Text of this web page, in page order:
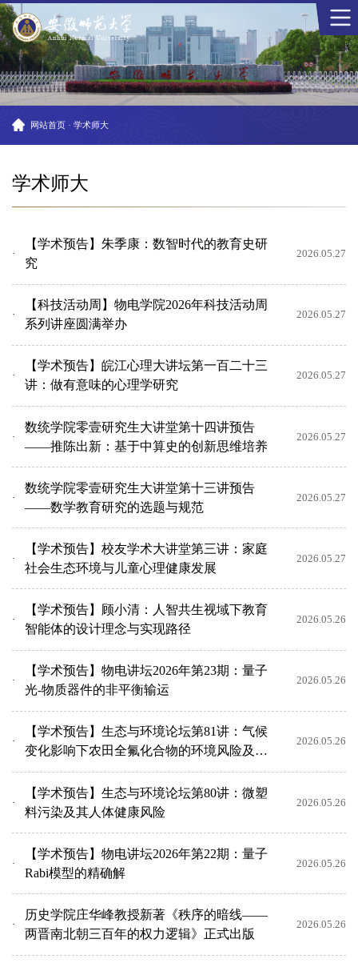
网站首页 · 学术师大
学术师大
【学术预告】朱季康：数智时代的教育史研
究
2026.05.27
【科技活动周】物电学院2026年科技活动周
系列讲座圆满举办
2026.05.27
【学术预告】皖江心理大讲坛第一百二十三
讲：做有意味的心理学研究
2026.05.27
数统学院零壹研究生大讲堂第十四讲预告
——推陈出新：基于中算史的创新思维培养
2026.05.27
数统学院零壹研究生大讲堂第十三讲预告
——数学教育研究的选题与规范
2026.05.27
【学术预告】校友学术大讲堂第三讲：家庭
社会生态环境与儿童心理健康发展
2026.05.27
【学术预告】顾小清：人智共生视域下教育
智能体的设计理念与实现路径
2026.05.26
【学术预告】物电讲坛2026年第23期：量子
光-物质器件的非平衡输运
2026.05.26
【学术预告】生态与环境论坛第81讲：气候
变化影响下农田全氟化合物的环境风险及应
对
2026.05.26
【学术预告】生态与环境论坛第80讲：微塑
料污染及其人体健康风险
2026.05.26
【学术预告】物电讲坛2026年第22期：量子
Rabi模型的精确解
2026.05.26
历史学院庄华峰教授新著《秩序的暗线——
两晋南北朝三百年的权力逻辑》正式出版
2026.05.26